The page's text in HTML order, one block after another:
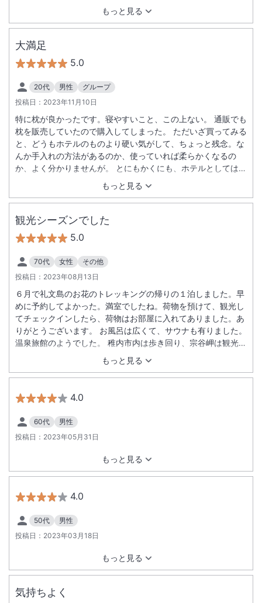
もっと見る
して頂いた。大満足の食事サービスだった。
大満足
5.0
20代 男性
グループ
投稿日： 2023年11月10日
もっと見る
特に枕が良かったです。寝やすいこと、この上ない。 通販でも
枕を販売していたので購入してしまった。 ただいざ買ってみる
と、どうもホテルのものより硬い気がして、ちょっと残念。な
んか手入れの方法があるのか、使っていれば柔らかくなるの
か、よく分かりませんが。 とにもかくにも、ホテルとしては大
観光シーズンでした
5.0
70代 女性
その他
投稿日： 2023年08月13日
もっと見る
６月で礼文島のお花のトレッキングの帰りの１泊しました。早
めに予約してよかった。満室でしたね。荷物を預けて、観光し
てチェックインしたら、荷物はお部屋に入れてありました。あ
りがとうございます。 お風呂は広くて、サウナも有りました。
温泉旅館のようでした。 稚内市内は歩き回り、宗谷岬は観光バ
スで回りました。タコしゃぶも食べられ満足の旅でした。観光
に足場の良いホテルでしたね
4.0
60代
男性
投稿日： 2023年05月31日
もっと見る
4.0
50代
男性
投稿日： 2023年03月18日
もっと見る
気持ちよく